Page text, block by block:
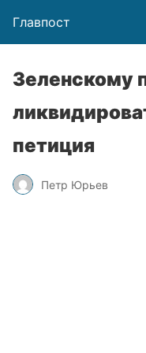
Главпост
Зеленскому
петиция
Петр Юрьев